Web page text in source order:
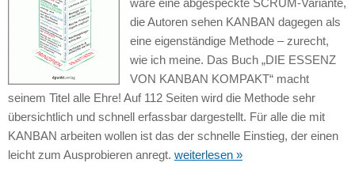
wäre eine abgespeckte SCRUM-Variante,
die Autoren sehen KANBAN dagegen als
eine eigenständige Methode – zurecht,
wie ich meine. Das Buch „DIE ESSENZ
VON KANBAN KOMPAKT“ macht
seinem Titel alle Ehre! Auf 112 Seiten wird die Methode sehr
übersichtlich und schnell erfassbar dargestellt. Für alle die mit
KANBAN arbeiten wollen ist das der schnelle Einstieg, der einen
leicht zum Ausprobieren anregt. weiterlesen »